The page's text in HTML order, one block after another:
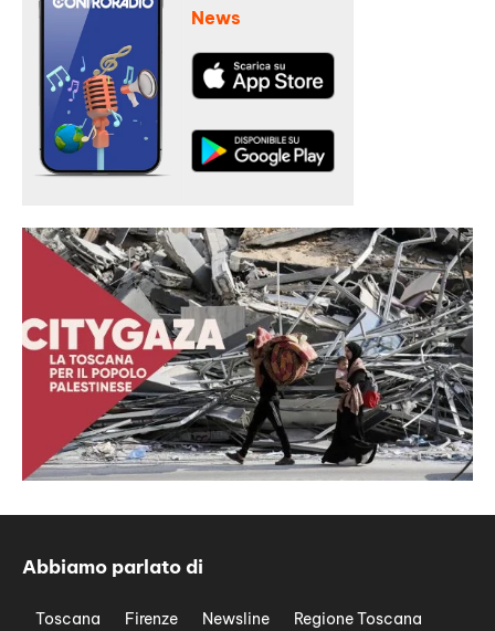
News
Abbiamo parlato di
Toscana Firenze Newsline
Regione Toscana